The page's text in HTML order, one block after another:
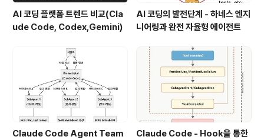
AI 코딩 플랫폼 트렌드 비교(Cla
ude Code, Codex,Gemini)
AI 코딩의 발전단계 - 하네스 엔지
니어링과 완전 자율형 에이전트
Claude Code Agent Team
Claude Code - Hook을 통한